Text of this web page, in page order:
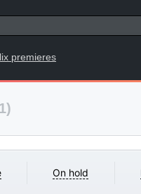
premieres
On hold